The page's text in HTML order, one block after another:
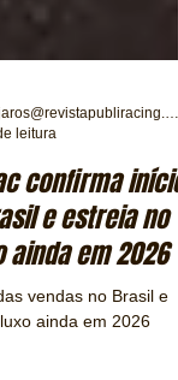
Jaroslav Sussland - jaros@revistapubliracing.com.br
leitura
confirma início
e estreia no
em 2026